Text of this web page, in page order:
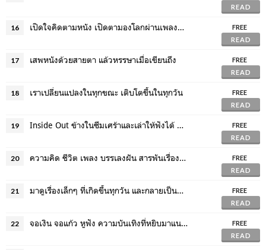
READ
16 เปิดใจคิดตามหนัง เปิดตามองโลกผ่านเพลงน่าฟัง
FREE
READ
17 เสพหนังด้วยสายตา แล้วหรรษาเมื่อเขียนถึง
FREE
READ
18 เราเปลี่ยนแปลงในทุกขณะ เติบโตขึ้นในทุกวัน
FREE
READ
19 Inside Out ข้างในซึมเศร้าและเล่าให้ฟังได้ ทำความรู้จักโรคในหลากมุมมอง
FREE
READ
20 ความคิด ชีวิต เพลง บรรเลงฝัน สารพันเรื่องราวที่เล่าแล้วอยากบอกต่อ
FREE
READ
21 มาดูเรื่องเล็กๆ ที่เกิดขึ้นทุกวัน และกลายเป็นสิ่งสำคัญของชีวิต
FREE
READ
22 จอเงิน จอแก้ว หูฟัง ความบันเทิงที่หยิบมาแนะนำรับสิ้นเดือน
FREE
READ